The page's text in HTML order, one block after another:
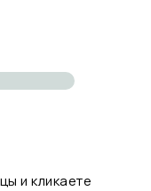
и кликаете